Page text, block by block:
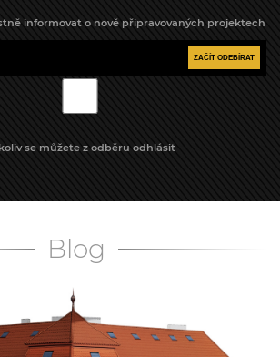
informovat o nově připravovaných projektech
ZAČÍT ODEBÍRAT
se můžete z odběru odhlásit
Blog